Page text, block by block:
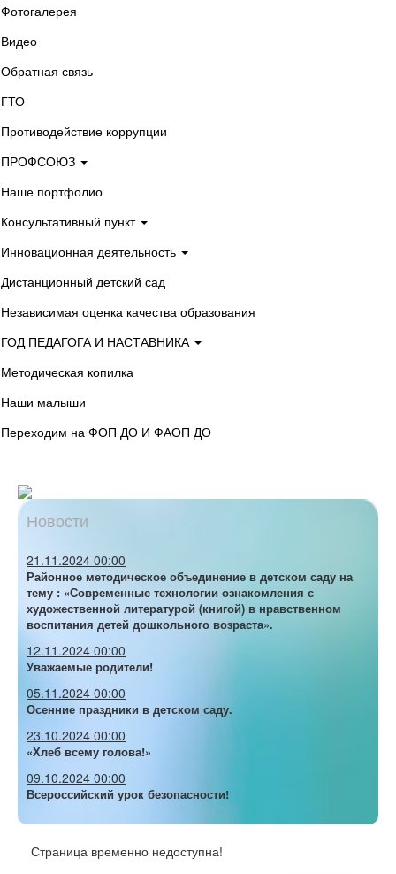
Фотогалерея
Видео
Обратная связь
ГТО
Противодействие коррупции
ПРОФСОЮЗ
Наше портфолио
Консультативный пункт
Инновационная деятельность
Дистанционный детский сад
Независимая оценка качества образования
ГОД ПЕДАГОГА И НАСТАВНИКА
Методическая копилка
Наши малыши
Переходим на ФОП ДО И ФАОП ДО
Новости
21.11.2024 00:00
Районное методическое объединение в детском саду на
тему : «Современные технологии ознакомления с
художественной литературой (книгой) в нравственном
воспитания детей дошкольного возраста».
12.11.2024 00:00
Уважаемые родители!
05.11.2024 00:00
Осенние праздники в детском саду.
23.10.2024 00:00
«Хлеб всему голова!»
09.10.2024 00:00
Всероссийский урок безопасности!
Страница временно недоступна!